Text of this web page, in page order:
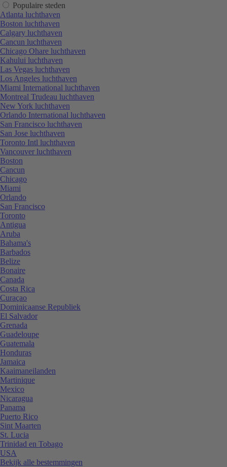
Populaire steden
Atlanta luchthaven
Boston luchthaven
Calgary luchthaven
Cancun luchthaven
Chicago Ohare luchthaven
Kahului luchthaven
Las Vegas luchthaven
Los Angeles luchthaven
Miami International luchthaven
Montreal Trudeau luchthaven
New York luchthaven
Orlando International luchthaven
San Francisco luchthaven
San Jose luchthaven
Toronto Intl luchthaven
Vancouver luchthaven
Boston
Cancun
Chicago
Miami
Orlando
San Francisco
Toronto
Antigua
Aruba
Bahama's
Barbados
Belize
Bonaire
Canada
Costa Rica
Curaçao
Dominicaanse Republiek
El Salvador
Grenada
Guadeloupe
Guatemala
Honduras
Jamaica
Kaaimaneilanden
Martinique
Mexico
Nicaragua
Panama
Puerto Rico
Sint Maarten
St. Lucia
Trinidad en Tobago
USA
Bekijk alle bestemmingen